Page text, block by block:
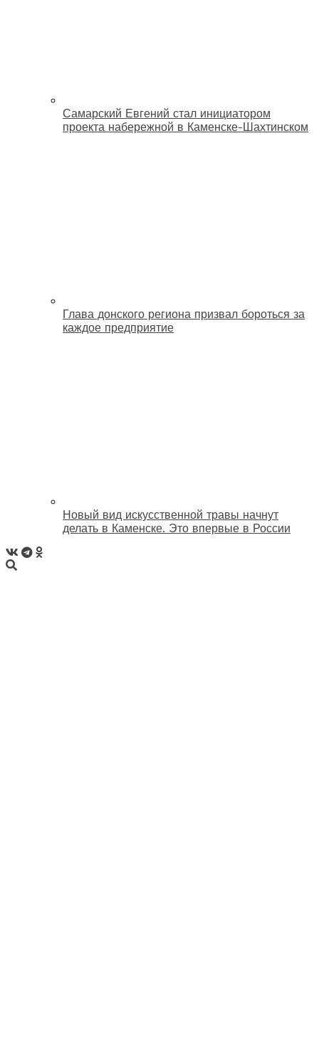
Самарский Евгений стал инициатором
проекта набережной в Каменске-Шахтинском
Глава донского региона призвал бороться за
каждое предприятие
Новый вид искусственной травы начнут
делать в Каменске. Это впервые в России